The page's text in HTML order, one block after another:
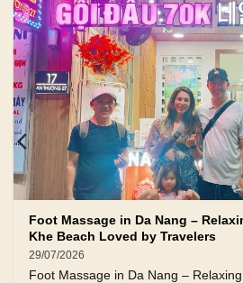
Foot Massage in Da Nang –
Khe Beach Loved by Travelers
29/07/2026
Foot Massage in Da Nang –